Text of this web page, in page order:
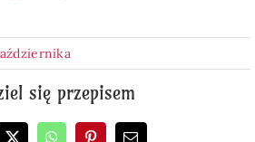
się przepisem